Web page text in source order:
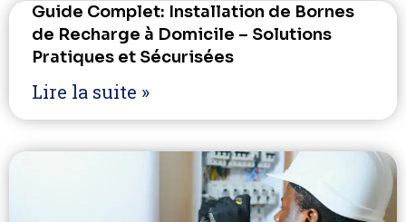
Guide Complet: Installation de Bornes
de Recharge à Domicile – Solutions
Pratiques et Sécurisées
Lire la suite »